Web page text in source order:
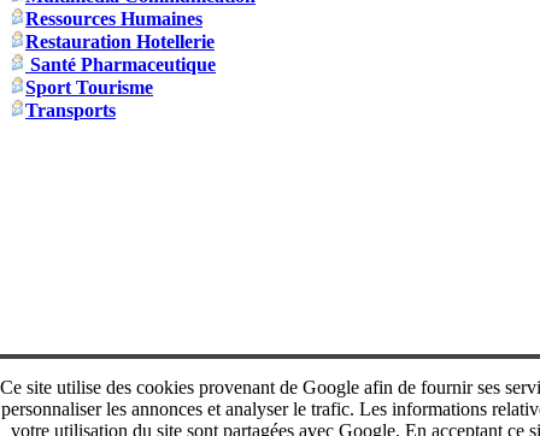
Ressources Humaines
Restauration Hotellerie
Santé Pharmaceutique
Sport Tourisme
Transports
Ce site utilise des cookies provenant de Google afin de fournir ses
personnaliser les annonces et analyser le trafic. Les informations
votre utilisation du site sont partagées avec Google. En acceptant ce